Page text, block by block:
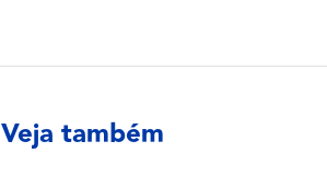
Veja também